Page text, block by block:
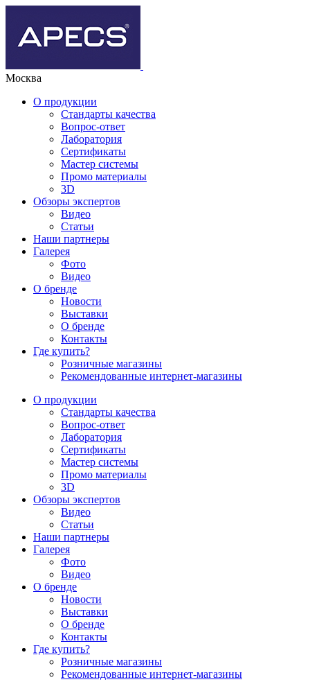
Москва
О продукции
Стандарты качества
Вопрос-ответ
Лаборатория
Сертификаты
Мастер системы
Промо материалы
3D
Обзоры экспертов
Видео
Статьи
Наши партнеры
Галерея
Фото
Видео
О бренде
Новости
Выставки
О бренде
Контакты
Где купить?
Розничные магазины
Рекомендованные интернет-магазины
О продукции
Стандарты качества
Вопрос-ответ
Лаборатория
Сертификаты
Мастер системы
Промо материалы
3D
Обзоры экспертов
Видео
Статьи
Наши партнеры
Галерея
Фото
Видео
О бренде
Новости
Выставки
О бренде
Контакты
Где купить?
Розничные магазины
Рекомендованные интернет-магазины